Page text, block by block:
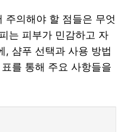
주의해야 할 점들은 무엇
는 피부가 민감하고 자
, 샴푸 선택과 사용 방법
를 통해 주요 사항들을